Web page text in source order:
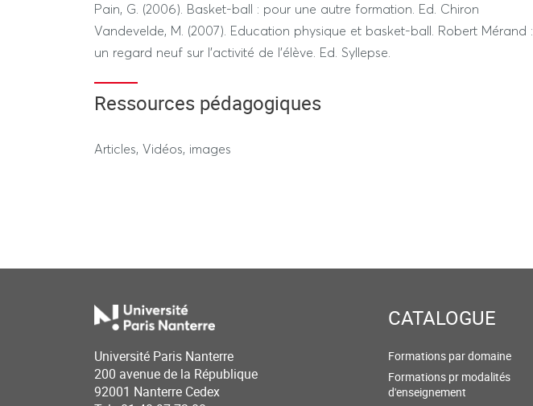
Pain, G. (2006). Basket-ball : pour une autre formation. Ed. Chiron
Vandevelde, M. (2007). Education physique et basket-ball. Robert Mérand :
un regard neuf sur l’activité de l’élève. Ed. Syllepse.
Ressources pédagogiques
Articles, Vidéos, images
Université Paris Nanterre
200 avenue de la République
92001 Nanterre Cedex
CATALOGUE
Formations par domaine
Formations pr modalités
d'enseignement